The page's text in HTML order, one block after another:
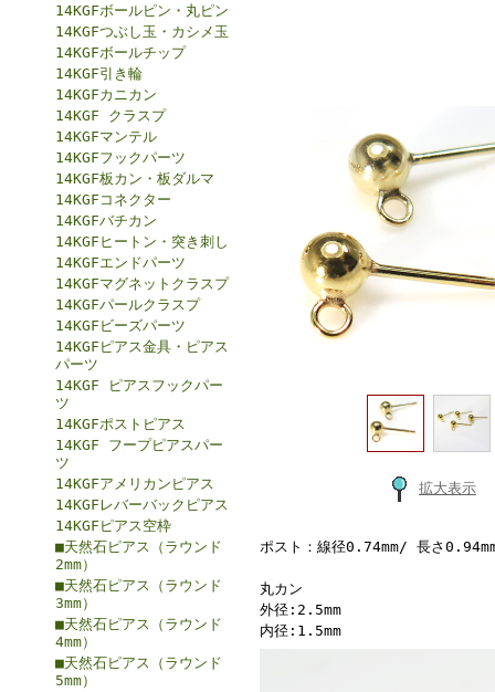
14KGFボールピン・丸ピン
14KGFつぶし玉・カシメ玉
14KGFボールチップ
14KGF引き輪
14KGFカニカン
14KGF クラスプ
14KGFマンテル
14KGFフックパーツ
14KGF板カン・板ダルマ
14KGFコネクター
14KGFバチカン
14KGFヒートン・突き刺し
14KGFエンドパーツ
14KGFマグネットクラスプ
14KGFパールクラスプ
14KGFビーズパーツ
14KGFピアス金具・ピアス
パーツ
14KGF ピアスフックパー
ツ
14KGFポストピアス
14KGF フープピアスパー
ツ
14KGFアメリカンピアス
14KGFレバーバックピアス
14KGFピアス空枠
■天然石ピアス（ラウンド
2mm）
■天然石ピアス（ラウンド
3mm）
■天然石ピアス（ラウンド
4mm）
■天然石ピアス（ラウンド
5mm）
拡大表示
ポスト：線径0.74mm/ 長さ
丸カン
外径:2.5mm
内径:1.5mm